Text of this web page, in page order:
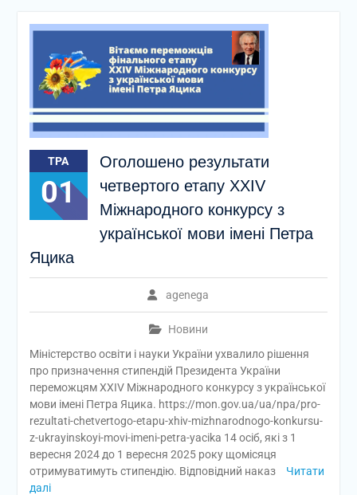
ТРА
01
Оголошено результати
четвертого етапу XXIV
Міжнародного конкурсу з
української мови імені Петра
Яцика
agenega
Новини
Міністерство освіти і науки України ухвалило рішення
про призначення стипендій Президента України
переможцям XXIV Міжнародного конкурсу з української
мови імені Петра Яцика. https://mon.gov.ua/ua/npa/pro-
rezultati-chetvertogo-etapu-xhiv-mizhnarodnogo-konkursu-
z-ukrayinskoyi-movi-imeni-petra-yacika 14 осіб, які з 1
вересня 2024 до 1 вересня 2025 року щомісяця
отримуватимуть стипендію. Відповідний наказ
Читати
далі